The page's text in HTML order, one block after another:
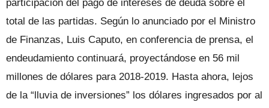
participación del pago de intereses de deuda sobre el
total de las partidas. Según lo anunciado por el Ministro
de Finanzas, Luis Caputo, en conferencia de prensa, el
endeudamiento continuará, proyectándose en 56 mil
millones de dólares para 2018-2019. Hasta ahora, lejos
de la “lluvia de inversiones” los dólares ingresados por al